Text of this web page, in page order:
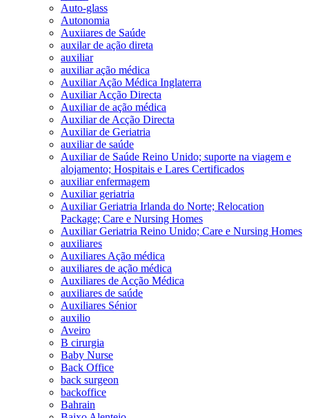
Auto-glass
Autonomia
Auxiiares de Saúde
auxilar de ação direta
auxiliar
auxiliar ação médica
Auxiliar Ação Médica Inglaterra
Auxiliar Acção Directa
Auxiliar de ação médica
Auxiliar de Acção Directa
Auxiliar de Geriatria
auxiliar de saúde
Auxiliar de Saúde Reino Unido; suporte na viagem e
alojamento; Hospitais e Lares Certificados
auxiliar enfermagem
Auxiliar geriatria
Auxiliar Geriatria Irlanda do Norte; Relocation
Package; Care e Nursing Homes
Auxiliar Geriatria Reino Unido; Care e Nursing Homes
auxiliares
Auxiliares Ação médica
auxiliares de ação médica
Auxiliares de Acção Médica
auxiliares de saúde
Auxiliares Sénior
auxilio
Aveiro
B cirurgia
Baby Nurse
Back Office
back surgeon
backoffice
Bahrain